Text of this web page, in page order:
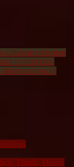
a diverse collection
to individual
across all
Thrash, Doom,